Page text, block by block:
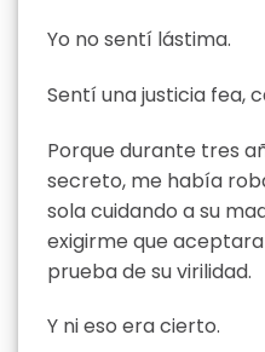
Yo no sentí lástima.
Sentí una justicia fea,
Porque durante tres
secreto, me había
sola cuidando a su
exigirme que aceptara
prueba de su virilidad.
Y ni eso era cierto.